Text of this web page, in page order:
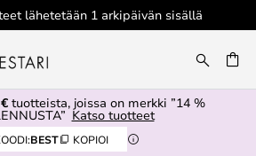
lähetetään 1 arkipäivän sisällä
tuotteista, joissa on merkki ”14 %
Katso tuotteet
BEST KOPIOI